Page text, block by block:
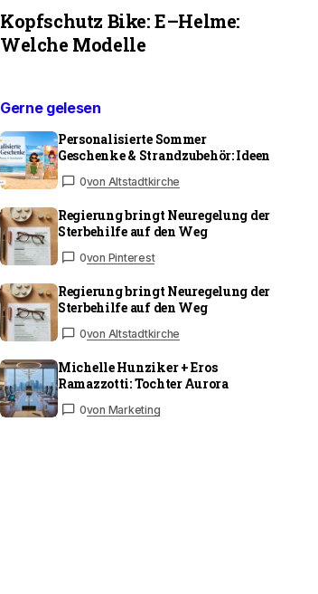
Kopfschutz Bike: E–Helme:
Welche Modelle
Gerne gelesen
Personalisierte Sommer
Geschenke & Strandzubehör: Ideen
0von Altstadtkirche
Regierung bringt Neuregelung der
Sterbehilfe auf den Weg
0von Pinterest
Regierung bringt Neuregelung der
Sterbehilfe auf den Weg
0von Altstadtkirche
Michelle Hunziker + Eros
Ramazzotti: Tochter Aurora
0von Marketing